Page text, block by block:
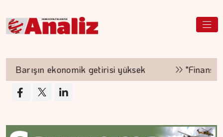
ekonomik getirisi yüksek